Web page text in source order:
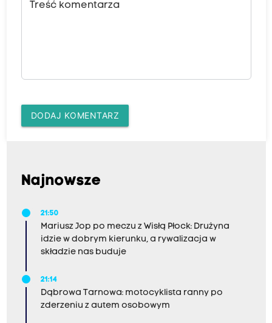
Treść komentarza
DODAJ KOMENTARZ
Najnowsze
21:50
Mariusz Jop po meczu z Wisłą Płock: Drużyna
idzie w dobrym kierunku, a rywalizacja w
składzie nas buduje
21:14
Dąbrowa Tarnowa: motocyklista ranny po
zderzeniu z autem osobowym